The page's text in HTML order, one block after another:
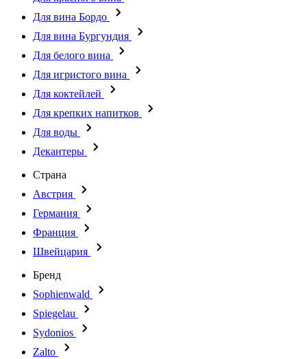
Для вина Бордо
Для вина Бургундия
Для белого вина
Для игристого вина
Для коктейлей
Для крепких напитков
Для воды
Декантеры
Страна
Австрия
Германия
Франция
Швейцария
Бренд
Sophienwald
Spiegelau
Sydonios
Zalto